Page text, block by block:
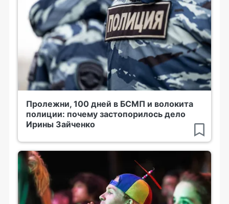
Пролежни, 100 дней в БСМП и волокита
полиции: почему застопорилось дело
Ирины Зайченко